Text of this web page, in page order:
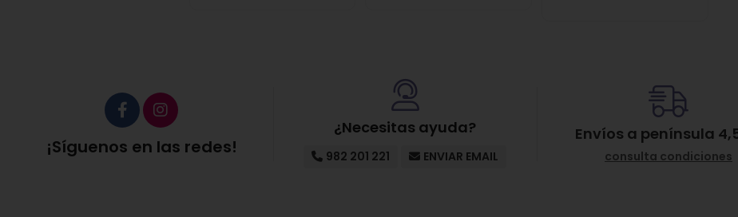
¡Síguenos en las redes!
¿Necesitas ayuda?
982 201 221 ENVIAR EMAIL
Envíos a península
consulta condiciones